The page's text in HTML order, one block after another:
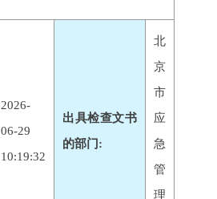
2026-
06-29
10:19:32
出具检查文书
的部门:
北
京
市
应
急
管
理